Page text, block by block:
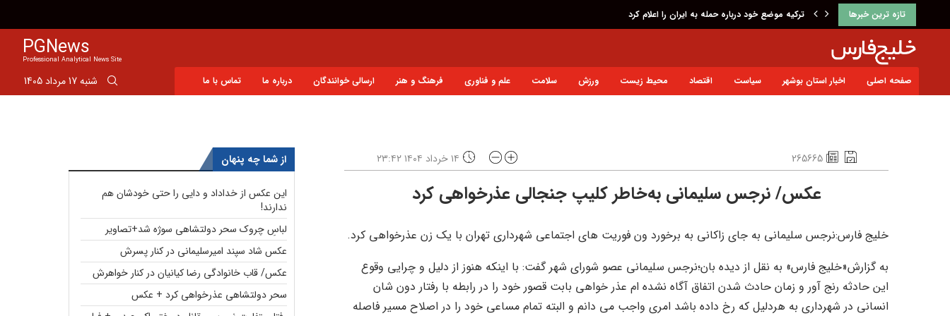
تازه ترین خبرها ترکیه موضع خود درباره حمله به ایران را اعلام کرد
PGNews
Professional Analytical News Site
صفحه اصلی اخبار استان بوشهر سیاست اقتصاد محیط زیست ورزش سلامت علم و فناوری فرهنگ و هنر ارسالی خوانندگان درباره ما تماس با ما شنبه 17 مرداد 1405
265665 ۱۴ خرداد ۱۴۰۴ ۲۳:۴۲
عکس/ نرجس سلیمانی به‌خاطر کلیپ جنجالی عذرخواهی کرد
خلیج فارس:نرجس سلیمانی به جای زاکانی به برخورد ون فوریت های اجتماعی شهرداری تهران با یک زن عذرخواهی کرد.
به گزارش«خلیج فارس» به نقل از دیده بان؛نرجس سلیمانی عصو شورای شهر گفت: با اینکه هنوز از دلیل و چرایی وقوع
این حادثه رنج آور و زمان حادث شدن اتفاق آگاه نشده ام عذر خواهی بابت قصور خود را در رابطه با رفتار دون شان
انسانی در شهرداری به هردلیل که رخ داده باشد امری واجب می دانم و البته تمام مساعی خود را در اصلاح مسیر فاصله
از شما چه پنهان
این عکس از خداداد و دایی را حتی خودشان هم
ندارند!
لباسِ چروک سحر دولتشاهی سوژه شد+تصاویر
عکس شاد سپند امیرسلیمانی در کنار پسرش
عکس/ قاب خانوادگی رضا کیانیان در کنار خواهرش
سحر دولتشاهی عذرخواهی کرد + عکس